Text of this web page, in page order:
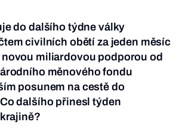
do dalšího týdne války
civilních obětí za jeden měsíc
novou miliardovou podporou od
měnového fondu
posunem na cestě do
dalšího přinesl týden